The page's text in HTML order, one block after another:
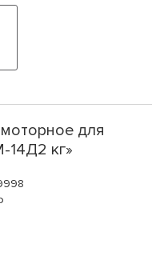
для
14Д2 кг»